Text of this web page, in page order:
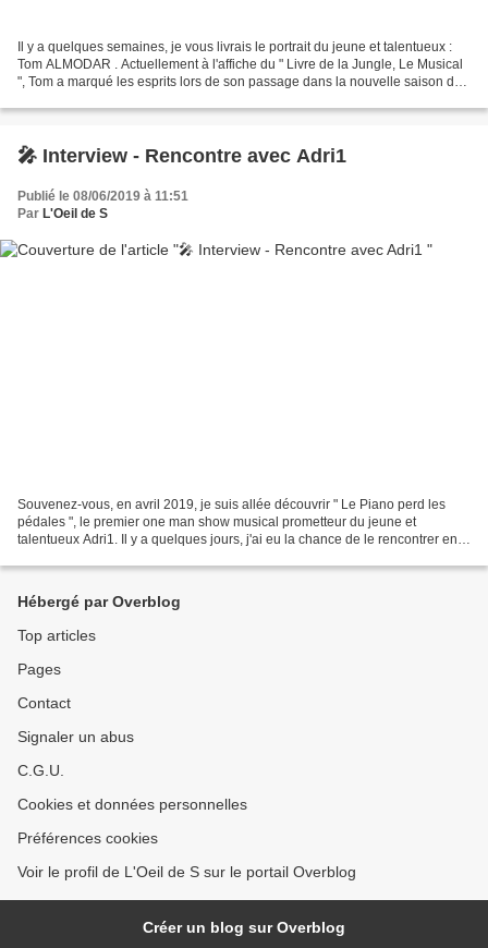
Il y a quelques semaines, je vous livrais le portrait du jeune et talentueux :
Tom ALMODAR . Actuellement à l'affiche du " Livre de la Jungle, Le Musical
", Tom a marqué les esprits lors de son passage dans la nouvelle saison de
🎤 Interview - Rencontre avec Adri1
Publié le 08/06/2019 à 11:51
Par L'Oeil de S
Souvenez-vous, en avril 2019, je suis allée découvrir " Le Piano perd les
pédales ", le premier one man show musical prometteur du jeune et
talentueux Adri1. Il y a quelques jours, j'ai eu la chance de le rencontrer en
Hébergé par Overblog
Top articles
Pages
Contact
Signaler un abus
C.G.U.
Cookies et données personnelles
Préférences cookies
Voir le profil de L'Oeil de S sur le portail Overblog
Créer un blog sur Overblog